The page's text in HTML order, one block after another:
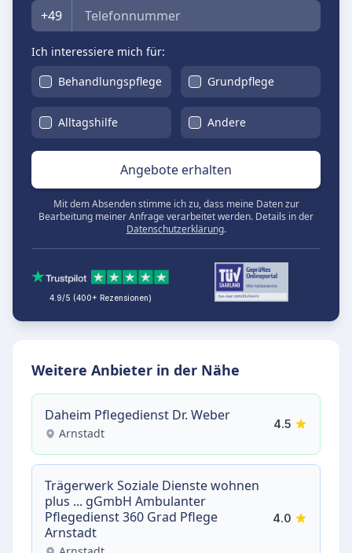
Telefon
+49
Ich interessiere mich für:
Behandlungspflege
Grundpflege
Alltagshilfe Andere
Angebote erhalten
Mit dem Absenden stimme ich zu, dass meine Daten zur
Bearbeitung meiner Anfrage verarbeitet werden. Details in der
Datenschutzerklärung.
4.9/5 (400+ Rezensionen)
Weitere Anbieter in der Nähe
Daheim Pflegedienst Dr. Weber
Arnstadt
4.5
Trägerwerk Soziale Dienste wohnen
plus ... gGmbH Ambulanter
Pflegedienst 360 Grad Pflege
Arnstadt
4.0